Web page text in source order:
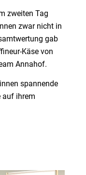
zweiten Tag
zwar nicht in
gab
Käse von
Annahof.
spannende
auf ihrem